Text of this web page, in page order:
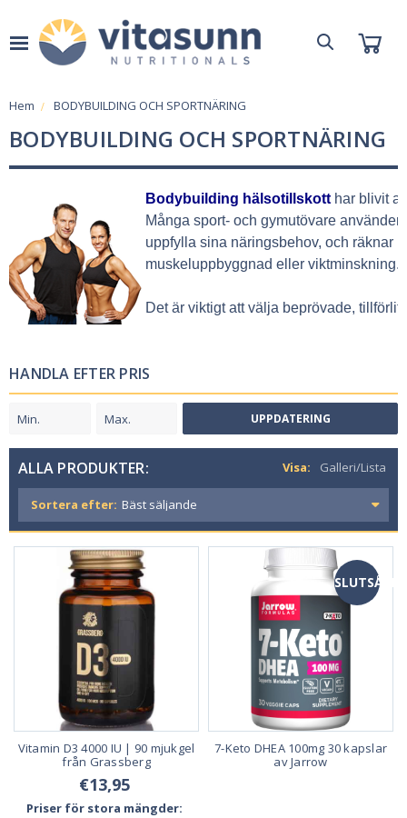
Hem BODYBUILDING OCH SPORTNÄRING
BODYBUILDING OCH SPORTNÄRING
Bodybuilding hälsotillskott har blivit
Många sport- och gymutövare
uppfylla sina näringsbehov, och räknar
muskeluppbyggnad eller viktminskning.
Det är viktigt att välja beprövade,
HANDLA EFTER PRIS
UPPDATERING
ALLA PRODUKTER: Visa: Galleri/Lista
Sortera efter:
Vitamin D3 4000 IU | 90 mjukgel
från Grassberg
€13,95
Priser för stora mängder:
SLUTSÅLD
7-Keto DHEA 100mg 30 kapslar
av Jarrow